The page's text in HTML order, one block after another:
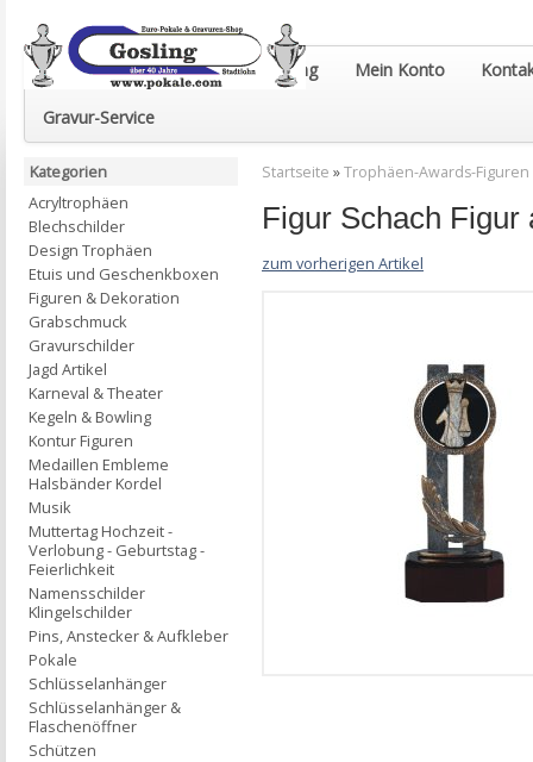
Euro-Pokale & Gravur-Shop Gosling Mein Konto
Gravur-Service
Startseite »Trophäen-Awards-Figuren
Figur Schach Figur
zum vorherigen Artikel
Kategorien
Acryltrophäen
Blechschilder
Design Trophäen
Etuis und Geschenkboxen
Figuren & Dekoration
Grabschmuck
Gravurschilder
Jagd Artikel
Karneval & Theater
Kegeln & Bowling
Kontur Figuren
Medaillen Embleme
Halsbänder Kordel
Musik
Muttertag Hochzeit -
Verlobung - Geburtstag -
Feierlichkeit
Namensschilder
Klingelschilder
Pins, Anstecker & Aufkleber
Pokale
Schlüsselanhänger
Schlüsselanhänger &
Flaschenöffner
Schützen